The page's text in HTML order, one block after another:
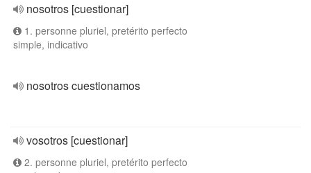
nosotros [cuestionar]
1. personne pluriel, pretérito perfecto
simple, indicativo
nosotros cuestionamos
vosotros [cuestionar]
2. personne pluriel, pretérito perfecto